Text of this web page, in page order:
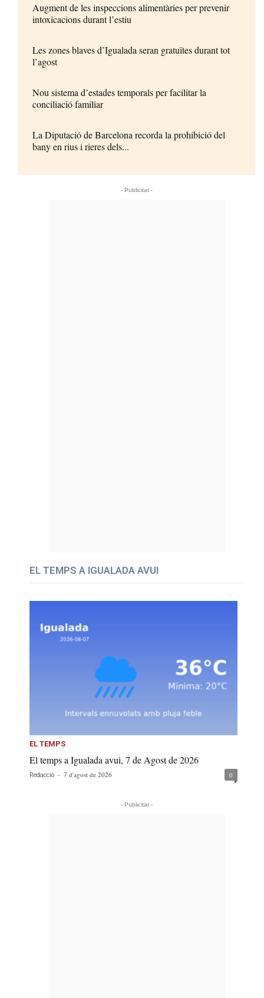
Augment de les inspeccions alimentàries per prevenir
intoxicacions durant l’estiu
Les zones blaves d’Igualada seran gratuïtes durant tot
l’agost
Nou sistema d’estades temporals per facilitar la
conciliació familiar
La Diputació de Barcelona recorda la prohibició del
bany en rius i rieres dels...
- Publicitat -
EL TEMPS A IGUALADA AVUI
EL TEMPS
El temps a Igualada avui, 7 de Agost de 2026
Redacció - 7 d'agost de 2026 0
- Publicitat -